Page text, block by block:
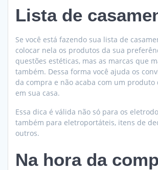
Lista de
Se você está fazendo sua lista de
colocar nela os produtos da sua
questões estéticas, mas as marcas que
também. Dessa forma você ajuda os
da compra e não acaba com um
em sua casa.
Essa dica é válida não só para os
também para eletroportáteis, itens de
outros.
Na hora da